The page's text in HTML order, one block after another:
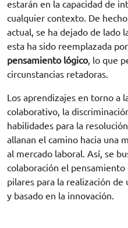
estarán en la capacidad de
cualquier contexto. De
actual, se ha dejado de lado
esta ha sido reemplazada
pensamiento lógico, lo que
circunstancias retadoras.
Los aprendizajes en torno a
colaborativo, la
habilidades para la
allanan el camino hacia una
al mercado laboral. Así, se
colaboración el
pilares para la realización
y basado en la innovación.